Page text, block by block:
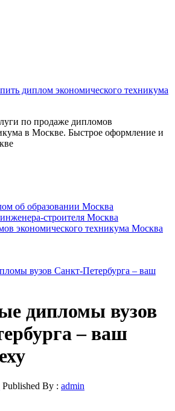
диплом экономического техникума
по продаже дипломов
в Москве. Быстрое оформление и
об образовании Москва
строителя Москва
экономического техникума Москва
вузов Санкт-Петербурга – ваш
дипломы вузов
– ваш
Published By : admin